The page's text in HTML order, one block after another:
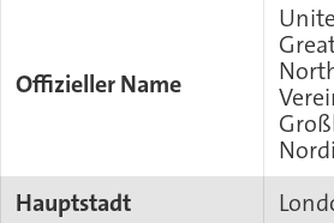
Offizieller Name
Hauptstadt